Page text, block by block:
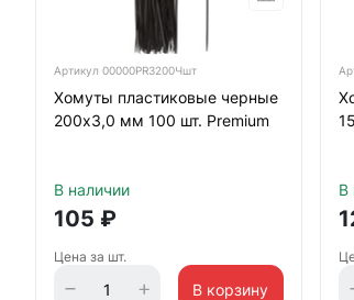
Артикул 00000PR3200Чшт
Хомуты пластиковые черные
200х3,0 мм 100 шт. Premium
В наличии
105 ₽
Цена за шт.
В корзину
В